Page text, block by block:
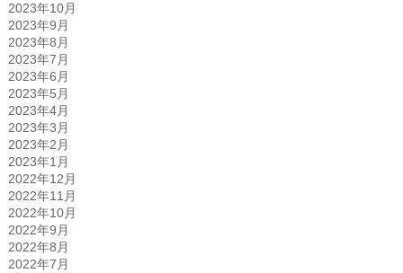
2023年10月
2023年9月
2023年8月
2023年7月
2023年6月
2023年5月
2023年4月
2023年3月
2023年2月
2023年1月
2022年12月
2022年11月
2022年10月
2022年9月
2022年8月
2022年7月